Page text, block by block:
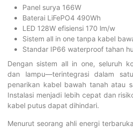
Panel surya 166W
Baterai LiFePO4 490Wh
LED 128W efisiensi 170 lm/w
Sistem all in one tanpa kabel
Standar IP66 waterproof tahan
Dengan sistem all in one, seluruh
dan lampu—terintegrasi dalam
penarikan kabel bawah tanah atau
Instalasi menjadi lebih cepat dan
kabel putus dapat dihindari.
Menurut seorang ahli energi